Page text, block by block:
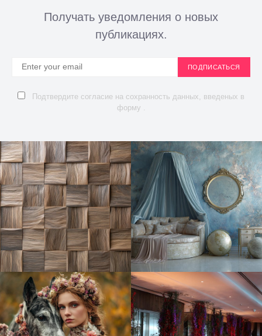
Получать уведомления о новых
публикациях.
ПОДПИСАТЬСЯ
Подтвердите согласие на сохранность данных, введеных в
форму .